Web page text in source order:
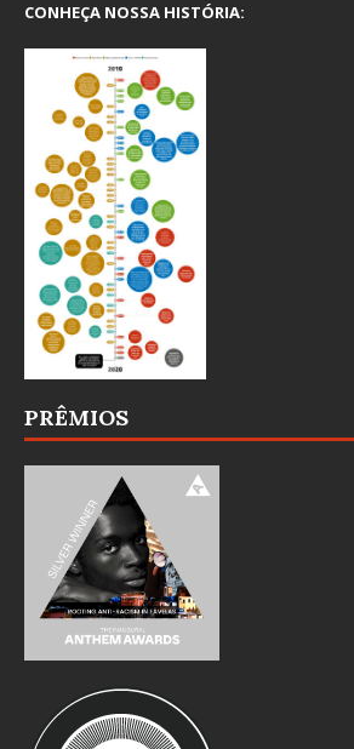
CONHEÇA NOSSA HISTÓRIA:
PRÊMIOS